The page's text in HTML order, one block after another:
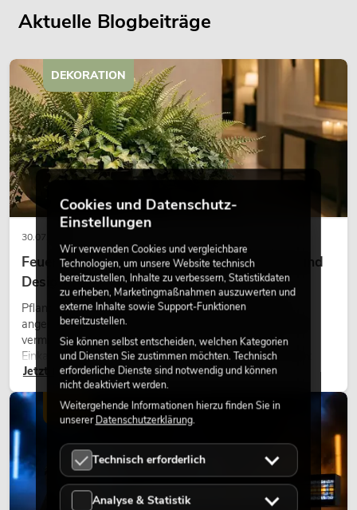
Aktuelle Blogbeiträge
30.07.2026
Feuerhemmende Kunstpflanzen: Sicherheit und
Design perfekt kombiniert
Pflanzen machen Räume lebendig. Sie schaffen eine
angenehme Atmosphäre, verbessern das Ambiente und
vermitteln Natürlichkeit. Ob in Hotels, Restaurants,
Einkaufszentren, Bürogebäuden oder auf Messeständen:
eine hochwertige Begrünung gehört heute längst zum
modernen Raumkonzept.
Jetzt lesen
DEKORATION
LICHT
Cookies und Datenschutz-
Einstellungen
Wir verwenden Cookies und vergleichbare
Technologien, um unsere Website technisch
bereitzustellen, Inhalte zu verbessern, Statistikdaten
zu erheben, Marketingmaßnahmen auszuwerten und
externe Inhalte sowie Support-Funktionen
bereitzustellen.
Sie können selbst entscheiden, welchen Kategorien
und Diensten Sie zustimmen möchten. Technisch
erforderliche Dienste sind notwendig und können
nicht deaktiviert werden.
Weitergehende Informationen hierzu finden Sie in
unsererDatenschutzerklärung.
Technisch erforderlich
Analyse & Statistik